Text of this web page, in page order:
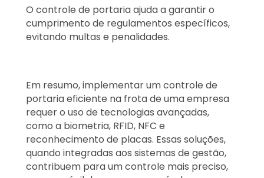
O controle de portaria ajuda a garantir o
cumprimento de regulamentos específicos,
evitando multas e penalidades.
Em resumo, implementar um controle de
portaria eficiente na frota de uma empresa
requer o uso de tecnologias avançadas,
como a biometria, RFID, NFC e
reconhecimento de placas. Essas soluções,
quando integradas aos sistemas de gestão,
contribuem para um controle mais preciso,